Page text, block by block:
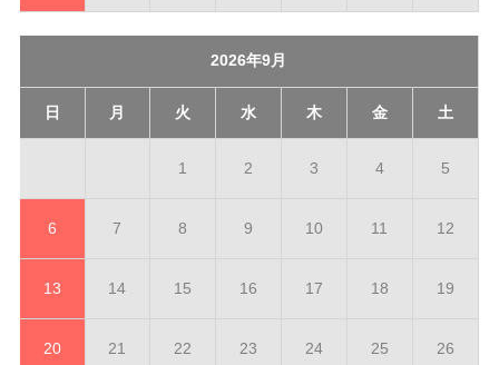
2026年9月
日 月 火 水 木 金 土
1 2 3 4 5
6 7 8 9 10 11 12
13 14 15 16 17 18 19
20 21 22 23 24 25 26